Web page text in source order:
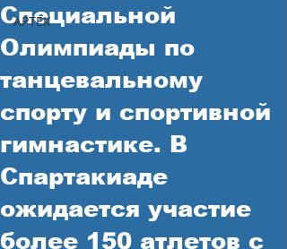
АРТЕК
Специальной
Олимпиады по
танцевальному
спорту и спортивной
гимнастике. В
Спартакиаде
ожидается участие
более 150 атлетов с